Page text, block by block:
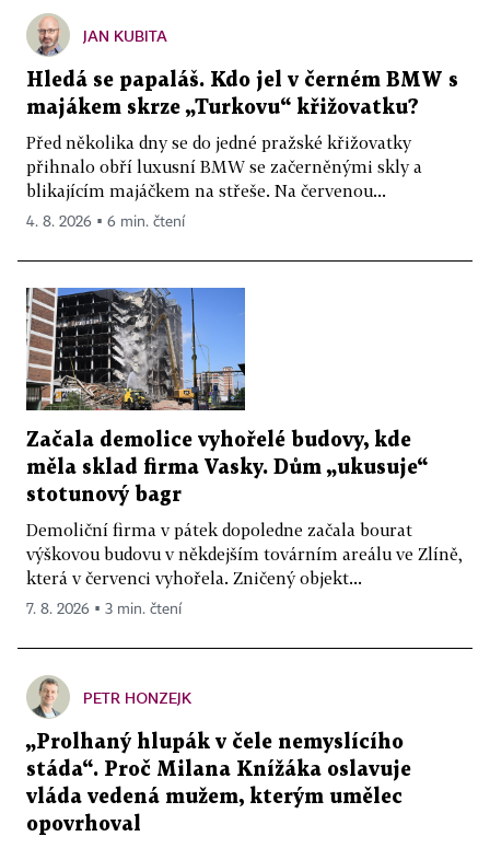
JAN KUBITA
Hledá se papaláš. Kdo jel v černém BMW s
majákem skrze „Turkovu“ křižovatku?
Před několika dny se do jedné pražské křižovatky
přihnalo obří luxusní BMW se začerněnými skly a
blikajícím majáčkem na střeše. Na červenou...
4. 8. 2026 ▪ 6 min. čtení
Začala demolice vyhořelé budovy, kde
měla sklad firma Vasky. Dům „ukusuje“
stotunový bagr
Demoliční firma v pátek dopoledne začala bourat
výškovou budovu v někdejším továrním areálu ve Zlíně,
která v červenci vyhořela. Zničený objekt...
7. 8. 2026 ▪ 3 min. čtení
PETR HONZEJK
„Prolhaný hlupák v čele nemyslícího
stáda“. Proč Milana Knížáka oslavuje
vláda vedená mužem, kterým umělec
opovrhoval